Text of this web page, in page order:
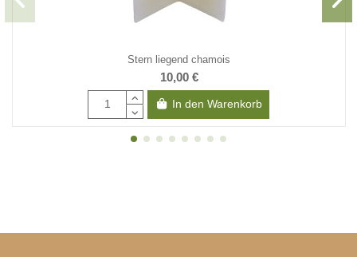
Stern liegend chamois
10,00 €
In den Warenkorb